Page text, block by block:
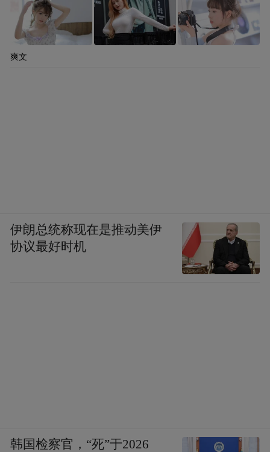
爽文
伊朗总统称现在是推动美伊
协议最好时机
韩国检察官，“死”于2026